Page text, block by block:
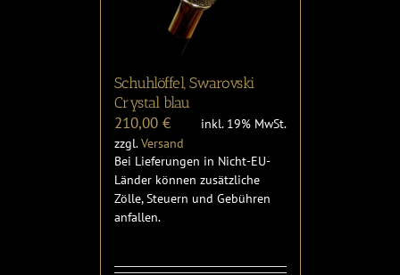
Schuhlöffel, Swarovski
Crystal blau
210,00 €
inkl. 19% MwSt.
zzgl.Versand
Bei Lieferungen in Nicht-EU-
Länder können zusätzliche
Zölle, Steuern und Gebühren
anfallen.